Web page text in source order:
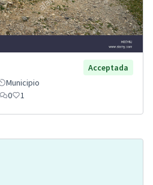
Acceptada
Municipio
0 1